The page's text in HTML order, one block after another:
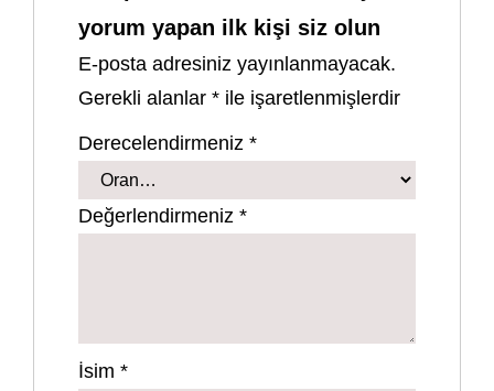
yorum yapan ilk kişi siz olun
E-posta adresiniz yayınlanmayacak.
Gerekli alanlar* ile işaretlenmişlerdir
Derecelendirmeniz*
Değerlendirmeniz*
İsim*